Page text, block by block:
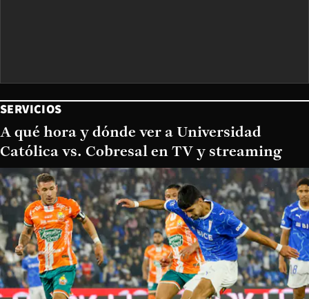
SERVICIOS
A qué hora y dónde ver a Universidad
Católica vs. Cobresal en TV y streaming